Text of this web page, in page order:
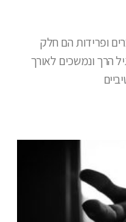
ופרידות הם חלק
הרך ונמשכים לאורך